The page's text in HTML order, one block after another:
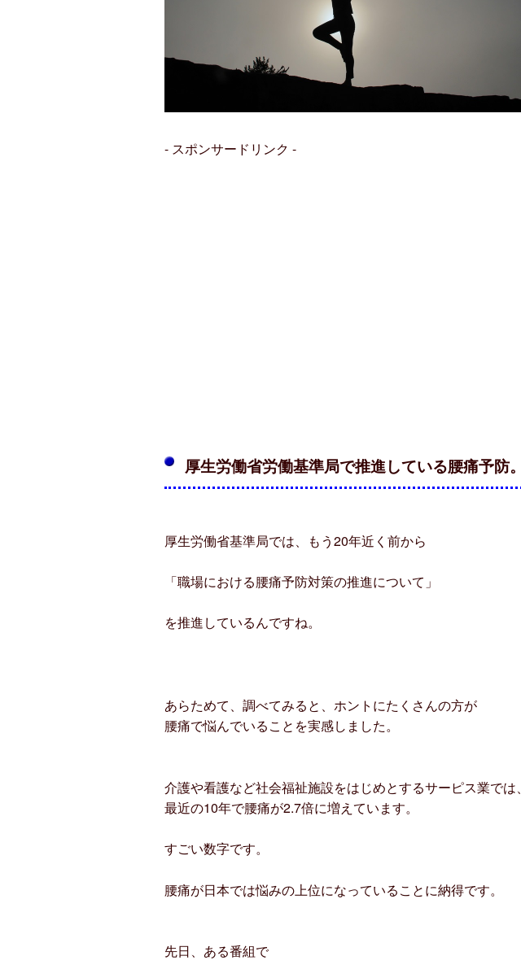
- スポンサードリンク -
厚生労働省労働基準局で推進している腰痛予防。
厚生労働省基準局では、もう20年近く前から
「職場における腰痛予防対策の推進について」
を推進しているんですね。
あらためて、調べてみると、ホントにたくさんの方が
腰痛で悩んでいることを実感しました。
介護や看護など社会福祉施設をはじめとするサーピス業では、
最近の10年で腰痛が2.7倍に増えています。
すごい数字です。
腰痛が日本では悩みの上位になっていることに納得です。
先日、ある番組で